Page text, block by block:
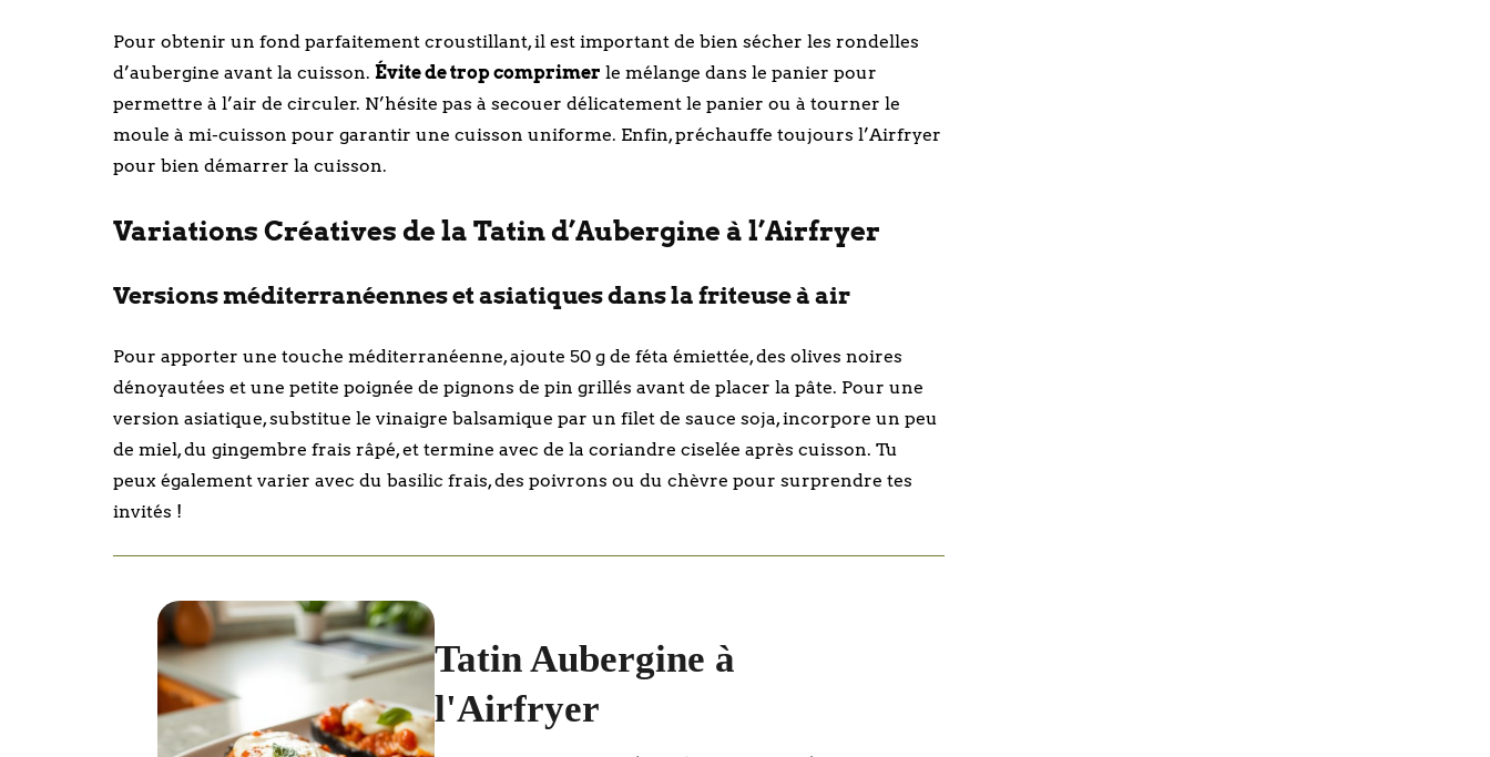
Pour obtenir un fond parfaitement croustillant, il est important de bien sécher les rondelles
d’aubergine avant la cuisson. Évite de trop comprimer le mélange dans le panier pour
permettre à l’air de circuler. N’hésite pas à secouer délicatement le panier ou à tourner le
moule à mi-cuisson pour garantir une cuisson uniforme. Enfin, préchauffe toujours l’Airfryer
pour bien démarrer la cuisson.
Variations Créatives de la Tatin d’Aubergine à l’Airfryer
Versions méditerranéennes et asiatiques dans la friteuse à air
Pour apporter une touche méditerranéenne, ajoute 50 g de féta émiettée, des olives noires
dénoyautées et une petite poignée de pignons de pin grillés avant de placer la pâte. Pour une
version asiatique, substitue le vinaigre balsamique par un filet de sauce soja, incorpore un peu
de miel, du gingembre frais râpé, et termine avec de la coriandre ciselée après cuisson. Tu
peux également varier avec du basilic frais, des poivrons ou du chèvre pour surprendre tes
invités !
Tatin Aubergine à
l'Airfryer